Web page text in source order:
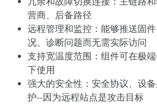
营商、后备路径
远程管理和监控：能够推送固
况、诊断问题而无需实际访问
支持宽温度范围：组件可在极
下使用
强大的安全性：安全协议、设
护--因为远程站点是攻击目标